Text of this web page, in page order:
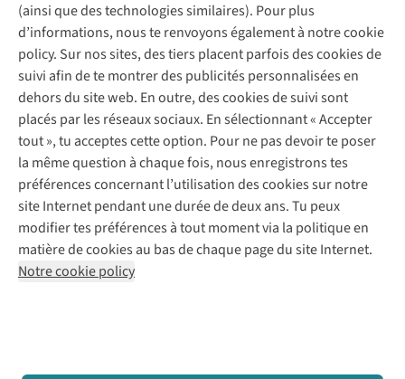
(ainsi que des technologies similaires). Pour plus
d’informations, nous te renvoyons également à notre cookie
policy. Sur nos sites, des tiers placent parfois des cookies de
suivi afin de te montrer des publicités personnalisées en
dehors du site web. En outre, des cookies de suivi sont
placés par les réseaux sociaux. En sélectionnant « Accepter
tout », tu acceptes cette option. Pour ne pas devoir te poser
la même question à chaque fois, nous enregistrons tes
préférences concernant l’utilisation des cookies sur notre
site Internet pendant une durée de deux ans. Tu peux
modifier tes préférences à tout moment via la politique en
matière de cookies au bas de chaque page du site Internet.
Notre cookie policy
Questions fréquentes
Commander
Payer
10 % réduction étudiants
Klarna : post-paiement
Livraison
Retourner
Rétractation d'une commande
Garantie
Contact
Nos services
Vintage - ReJUsed
Atelier de couture
Personal shopping
Boîte à vêtements
Événements / ateliers
Juttu
Qui sommes-nous ?
Juttu Friends
Inspiration
Travailler chez Juttu
Nos magasins
Le monde de Juttu
Entrepreneuriat responsable
Déclaration d’accessibilité
Abonne-toi à la newsletter
Suivez-nous